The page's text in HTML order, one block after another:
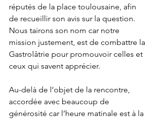
réputés de la place toulousaine, afin
de recueillir son avis sur la question.
Nous tairons son nom car notre
mission justement, est de combattre la
Gastrolâtrie pour promouvoir celles et
ceux qui savent apprécier.
Au-delà de l’objet de la rencontre,
accordée avec beaucoup de
générosité car l’heure matinale est à la